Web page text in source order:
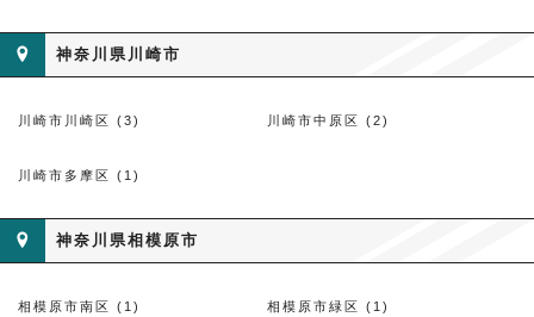
神奈川県川崎市
川崎市川崎区 (3) 川崎市中原区 (2)
川崎市多摩区 (1)
神奈川県相模原市
相模原市南区 (1) 相模原市緑区 (1)